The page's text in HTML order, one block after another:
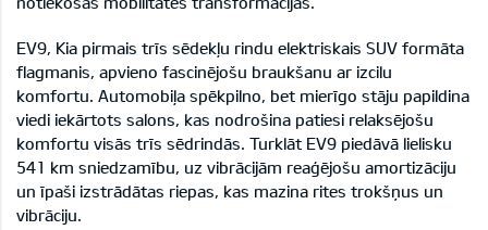
EV9, Kia pirmais trīs sēdekļu rindu elektriskais SUV formāta
flagmanis, apvieno fascinējošu braukšanu ar izcilu
komfortu. Automobiļa spēkpilno, bet mierīgo stāju papildina
viedi iekārtots salons, kas nodrošina patiesi relaksējošu
komfortu visās trīs sēdrindās. Turklāt EV9 piedāvā lielisku
541 km sniedzamību, uz vibrācijām reaģējošu amortizāciju
un īpaši izstrādātas riepas, kas mazina rites trokšņus un
vibrāciju.